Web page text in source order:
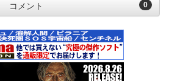
0
コメント